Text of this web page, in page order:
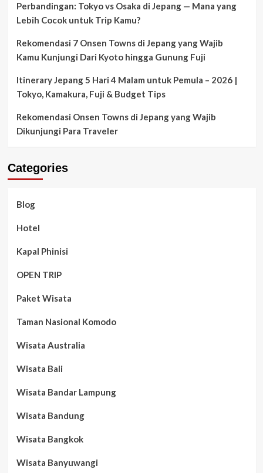
Perbandingan: Tokyo vs Osaka di Jepang — Mana yang
Lebih Cocok untuk Trip Kamu?
Rekomendasi 7 Onsen Towns di Jepang yang Wajib
Kamu Kunjungi Dari Kyoto hingga Gunung Fuji
Itinerary Jepang 5 Hari 4 Malam untuk Pemula – 2026 |
Tokyo, Kamakura, Fuji & Budget Tips
Rekomendasi Onsen Towns di Jepang yang Wajib
Dikunjungi Para Traveler
Categories
Blog
Hotel
Kapal Phinisi
OPEN TRIP
Paket Wisata
Taman Nasional Komodo
Wisata Australia
Wisata Bali
Wisata Bandar Lampung
Wisata Bandung
Wisata Bangkok
Wisata Banyuwangi